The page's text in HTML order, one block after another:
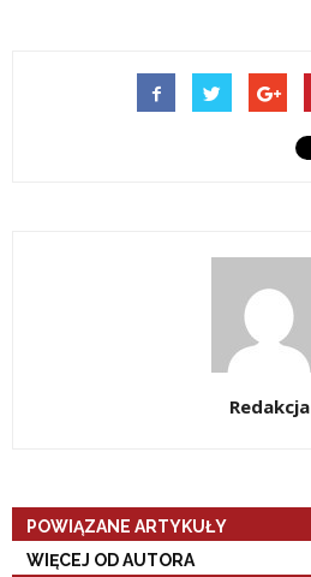
Redakcja
POWIĄZANE ARTYKUŁY
WIĘCEJ OD AUTORA